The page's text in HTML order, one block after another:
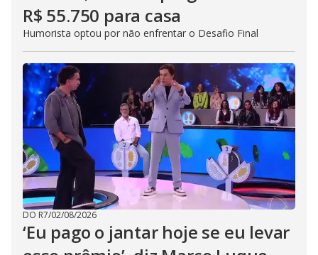
R$ 55.750 para casa
Humorista optou por não enfrentar o Desafio Final
DO R7/02/08/2026
‘Eu pago o jantar hoje se eu levar